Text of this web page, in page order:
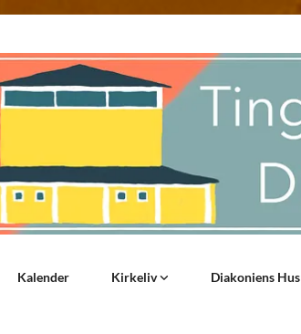
Kalender Kirkeliv Diakoniens Hus